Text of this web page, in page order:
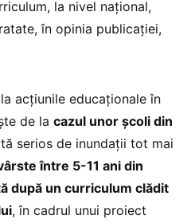
la nivel național,
în opinia publicației,
acțiunile educaționale în
de la cazul unor școli din
serios de inundații tot mai
între 5-11 ani din
după un curriculum clădit
, în cadrul unui proiect